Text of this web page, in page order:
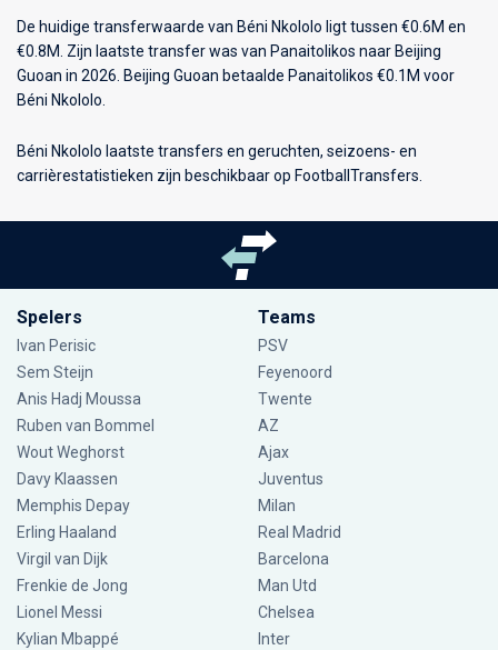
De huidige transferwaarde van Béni Nkololo ligt tussen €0.6M en
€0.8M. Zijn laatste transfer was van Panaitolikos naar Beijing
Guoan in 2026. Beijing Guoan betaalde Panaitolikos €0.1M voor
Béni Nkololo.
Béni Nkololo laatste transfers en geruchten, seizoens- en
carrièrestatistieken zijn beschikbaar op FootballTransfers.
Spelers
Ivan Perisic
Sem Steijn
Anis Hadj Moussa
Ruben van Bommel
Wout Weghorst
Davy Klaassen
Memphis Depay
Erling Haaland
Virgil van Dijk
Frenkie de Jong
Lionel Messi
Kylian Mbappé
Teams
PSV
Feyenoord
Twente
AZ
Ajax
Juventus
Milan
Real Madrid
Barcelona
Man Utd
Chelsea
Inter